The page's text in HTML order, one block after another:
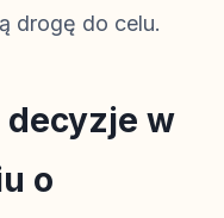
drogę do celu.
w
o